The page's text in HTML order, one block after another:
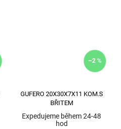
–2 %
GUFERO 20X30X7X11 KOM.S
BŘITEM
Expedujeme během 24-48
hod